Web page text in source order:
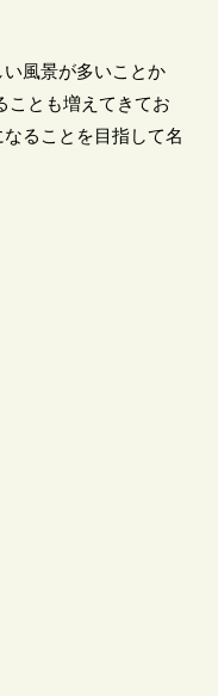
風景が多いことか
ことも増えてきてお
ることを目指して名